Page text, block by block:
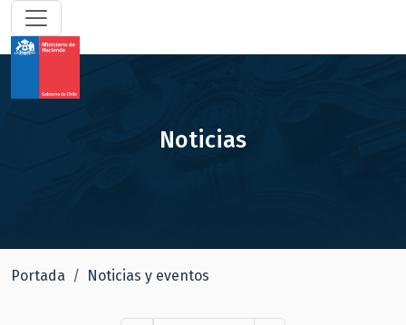
Noticias
Portada Noticias y eventos